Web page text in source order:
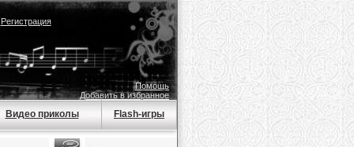
Регистрация
Помощь
Добавить в избранное
Видео приколы Flash-игры